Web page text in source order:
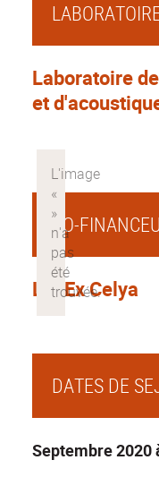
Laboratoire
et
CO-
LabEx Celya
DATES DE
Septembre 2020